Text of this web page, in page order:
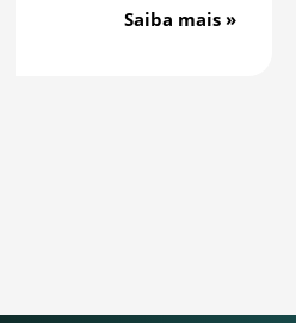
Saiba mais »